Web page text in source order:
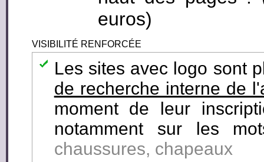
euros)
VISIBILITÉ RENFORCÉE
Les sites avec logo sont
de recherche interne de
moment de leur
notamment sur les
chaussures, chapeaux